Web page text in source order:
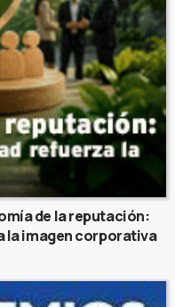
de la reputación:
la imagen corporativa